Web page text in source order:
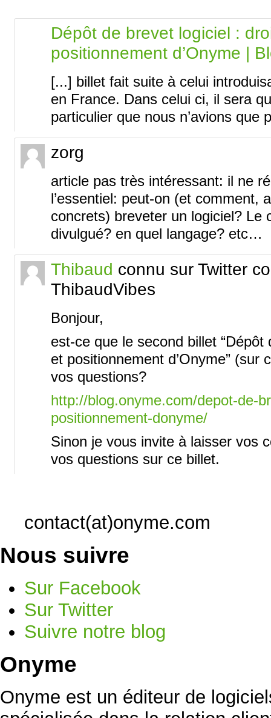
Dépôt de brevet logiciel :
positionnement d’Onyme |
[...] billet fait suite à celui
en France. Dans celui ci, il sera
particulier que nous n’avions que
zorg
article pas très intéressant: il ne
l’essentiel: peut-on (et comment,
concrets) breveter un logiciel? Le
divulgué? en quel langage? etc…
Thibaud connu sur Twitter
ThibaudVibes
Bonjour,
est-ce que le second billet
et positionnement d’Onyme” (sur
vos questions?
http://blog.onyme.com/depot-de-
positionnement-donyme/
Sinon je vous invite à laisser vos
vos questions sur ce billet.
contact(at)onyme.com
Nous suivre
Sur Facebook
Sur Twitter
Suivre notre blog
Onyme
Onyme est un éditeur de